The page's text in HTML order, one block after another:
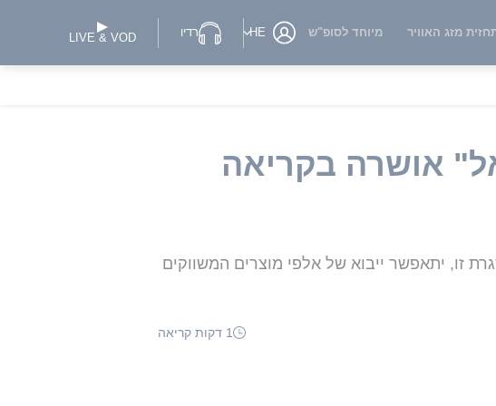
מזג האוויר מיוחד לסופ"ש HE רדיו LIVE & VOD
אושרה בקריאה
זו, יתאפשר ייבוא של אלפי מוצרים המשווקים
1 דקות קריאה